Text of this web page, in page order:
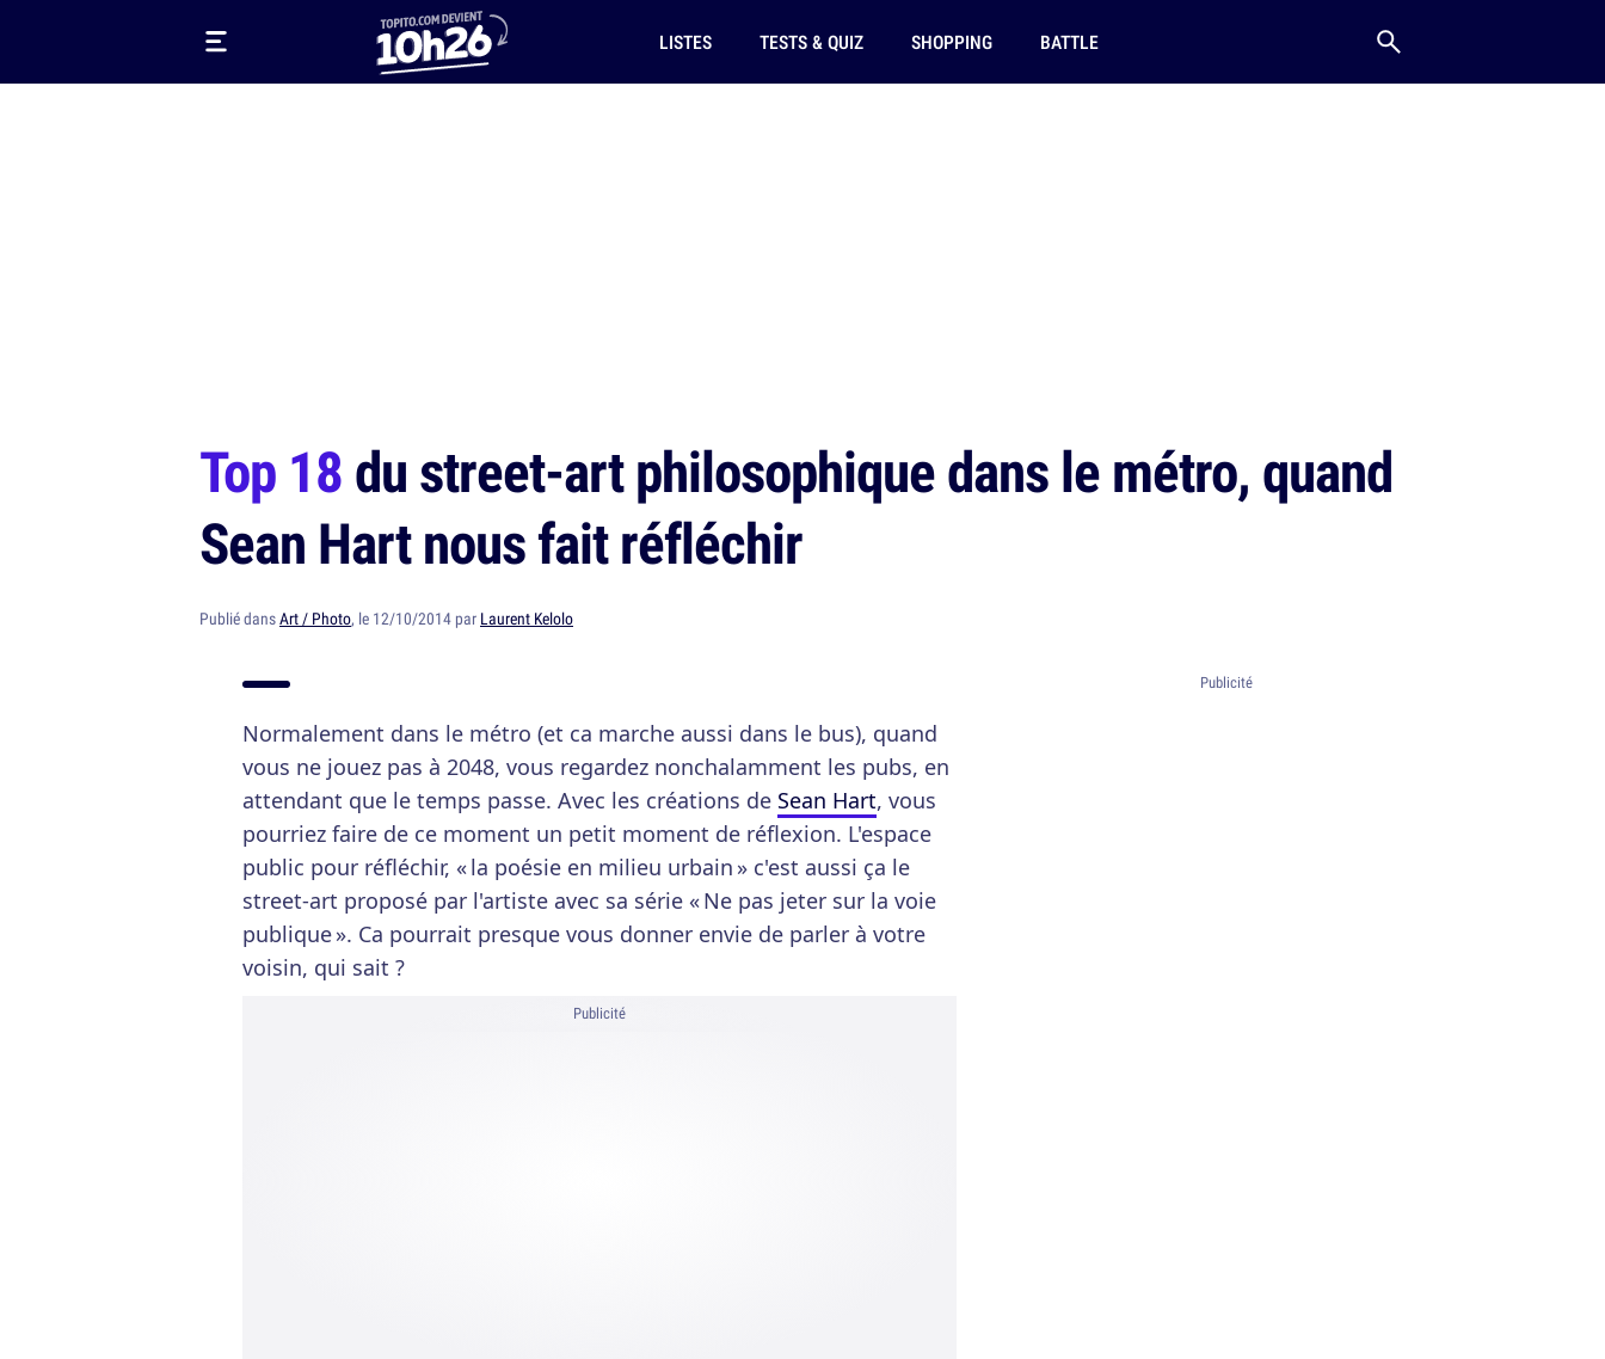
LISTES TESTS & QUIZ SHOPPING BATTLE
Top 18du street-art philosophique dans le métro, quand
Sean Hart nous fait réfléchir
Publié dansArt / Photo, le 12/10/2014 par Laurent Kelolo
Normalement dans le métro (et ca marche aussi dans le bus), quand
vous ne jouez pas à 2048, vous regardez nonchalamment les pubs, en
attendant que le temps passe. Avec les créations de Sean Hart, vous
pourriez faire de ce moment un petit moment de réflexion. L'espace
public pour réfléchir, « la poésie en milieu urbain » c'est aussi ça le
street-art proposé par l'artiste avec sa série « Ne pas jeter sur la voie
publique ». Ca pourrait presque vous donner envie de parler à votre
voisin, qui sait ?
Publicité